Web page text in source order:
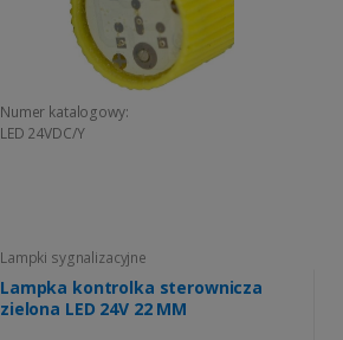
Numer katalogowy:
LED 24VDC/Y
Lampki sygnalizacyjne
Lampka kontrolka sterownicza
zielona LED 24V 22 MM